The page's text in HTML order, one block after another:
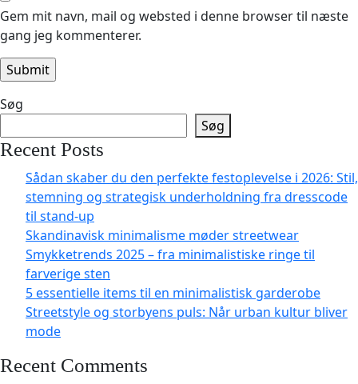
Gem mit navn, mail og websted i denne browser til næste
gang jeg kommenterer.
Søg
Søg
Recent Posts
Sådan skaber du den perfekte festoplevelse i 2026: Stil,
stemning og strategisk underholdning fra dresscode
til stand-up
Skandinavisk minimalisme møder streetwear
Smykketrends 2025 – fra minimalistiske ringe til
farverige sten
5 essentielle items til en minimalistisk garderobe
Streetstyle og storbyens puls: Når urban kultur bliver
mode
Recent Comments